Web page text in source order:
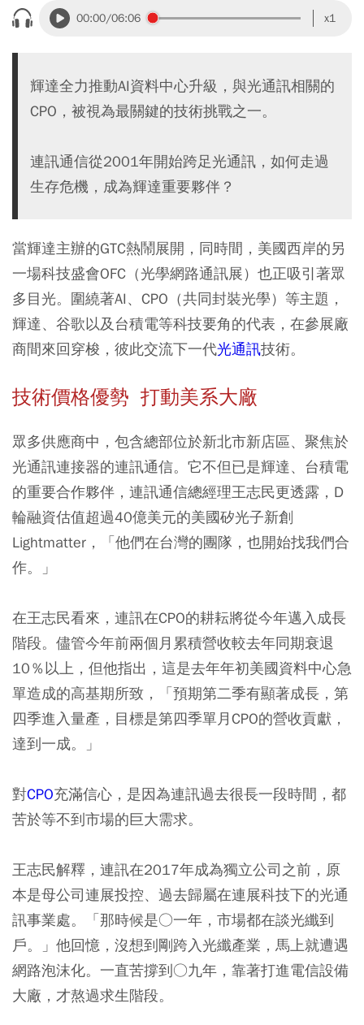
00:00/06:06 x1
輝達全力推動AI資料中心升級，與光通訊相關的
CPO，被視為最關鍵的技術挑戰之一。
連訊通信從2001年開始跨足光通訊，如何走過
生存危機，成為輝達重要夥伴？
當輝達主辦的GTC熱鬧展開，同時間，美國西岸的另
一場科技盛會OFC（光學網路通訊展）也正吸引著眾
多目光。圍繞著AI、CPO（共同封裝光學）等主題，
輝達、谷歌以及台積電等科技要角的代表，在參展廠
商間來回穿梭，彼此交流下一代光通訊技術。
技術價格優勢 打動美系大廠
眾多供應商中，包含總部位於新北市新店區、聚焦於
光通訊連接器的連訊通信。它不但已是輝達、台積電
的重要合作夥伴，連訊通信總經理王志民更透露，D
輪融資估值超過40億美元的美國矽光子新創
Lightmatter，「他們在台灣的團隊，也開始找我們合
作。」
在王志民看來，連訊在CPO的耕耘將從今年邁入成長
階段。儘管今年前兩個月累積營收較去年同期衰退
10％以上，但他指出，這是去年年初美國資料中心急
單造成的高基期所致，「預期第二季有顯著成長，第
四季進入量產，目標是第四季單月CPO的營收貢獻，
達到一成。」
對CPO充滿信心，是因為連訊過去很長一段時間，都
苦於等不到市場的巨大需求。
王志民解釋，連訊在2017年成為獨立公司之前，原
本是母公司連展投控、過去歸屬在連展科技下的光通
訊事業處。「那時候是○一年，市場都在談光纖到
戶。」他回憶，沒想到剛跨入光纖產業，馬上就遭遇
網路泡沫化。一直苦撐到○九年，靠著打進電信設備
大廠，才熬過求生階段。